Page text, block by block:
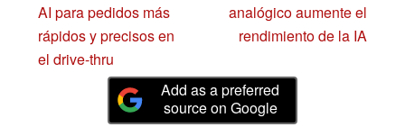
AI para pedidos más
rápidos y precisos en
el drive-thru
analógico aumente el
rendimiento de la IA
Add as a preferred
source on Google